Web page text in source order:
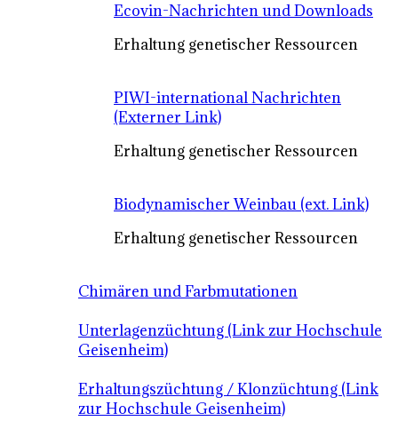
Ecovin-Nachrichten und Downloads
Erhaltung genetischer Ressourcen
PIWI-international Nachrichten
(Externer Link)
Erhaltung genetischer Ressourcen
Biodynamischer Weinbau (ext. Link)
Erhaltung genetischer Ressourcen
Chimären und Farbmutationen
Unterlagenzüchtung (Link zur Hochschule
Geisenheim)
Erhaltungszüchtung / Klonzüchtung (Link
zur Hochschule Geisenheim)